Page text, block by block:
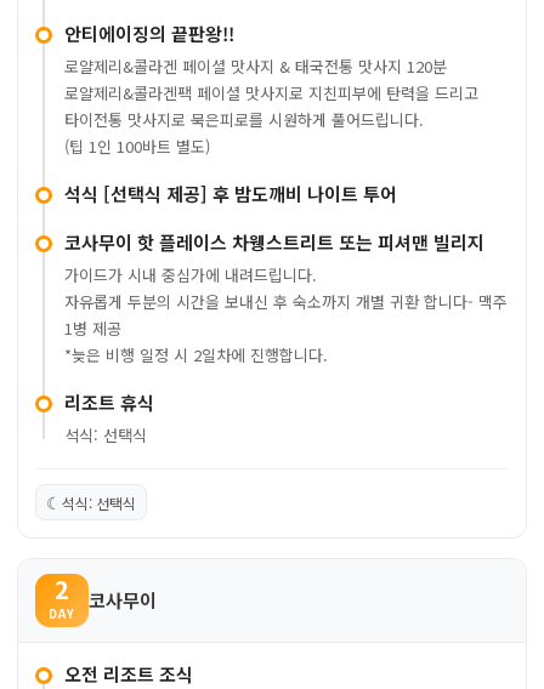
안티에이징의 끝판왕!!
로얄제리&콜라겐 페이셜 맛사지 & 태국전통 맛사지 120분
로얄제리&콜라겐팩 페이셜 맛사지로 지친피부에 탄력을 드리고
타이전통 맛사지로 묵은피로를 시원하게 풀어드립니다.
(팁 1인 100바트 별도)
석식 [선택식 제공] 후 밤도깨비 나이트 투어
코사무이 핫 플레이스 차웽스트리트 또는 피셔맨 빌리지
가이드가 시내 중심가에 내려드립니다.
자유롭게 두분의 시간을 보내신 후 숙소까지 개별 귀환 합니다- 맥주
1병 제공
*늦은 비행 일정 시 2일차에 진행합니다.
리조트 휴식
석식: 선택식
☾ 석식: 선택식
2
DAY
코사무이
오전 리조트 조식